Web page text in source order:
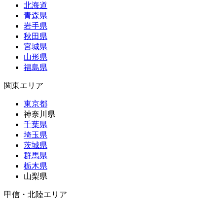
北海道
青森県
岩手県
秋田県
宮城県
山形県
福島県
関東エリア
東京都
神奈川県
千葉県
埼玉県
茨城県
群馬県
栃木県
山梨県
甲信・北陸エリア